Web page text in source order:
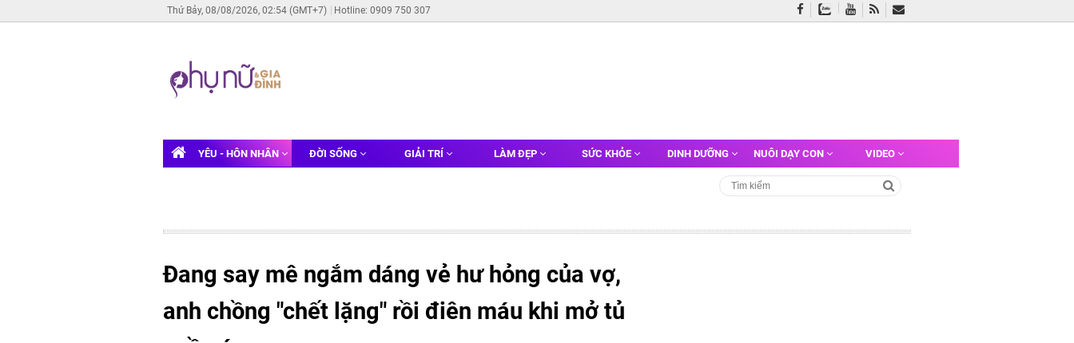
Thứ Bảy, 08/08/2026, 02:54 (GMT+7) Hotline: 0909 750 307
YÊU - HÔN NHÂN ĐỜI SỐNG GIẢI TRÍ LÀM ĐẸP SỨC KHỎE DINH DƯỠNG NUÔI DẠY CON VIDEO
Đang say mê ngắm dáng vẻ hư hỏng của vợ,
anh chồng "chết lặng" rồi điên máu khi mở tủ